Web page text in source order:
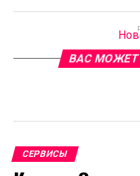
ВАС МОЖЕТ
СЕРВИСЫ